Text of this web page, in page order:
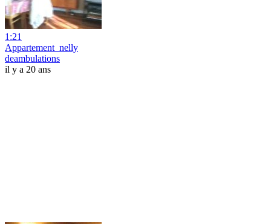
1:21
Appartement_nelly
deambulations
il y a 20 ans